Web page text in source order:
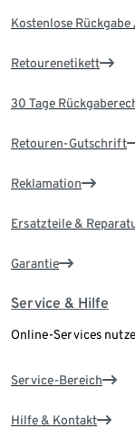
Kostenlose
Retourenetikett
30 Tage
Retouren-Gutschrift
Reklamation
Ersatzteile &
Garantie
Service & Hilfe
Online-Services
Service-Bereich
Hilfe & Kontakt